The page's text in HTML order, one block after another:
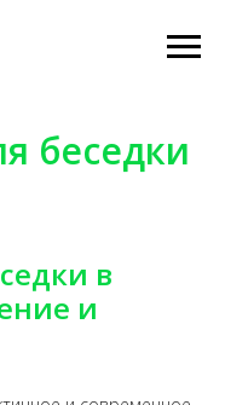
беседки
в
и